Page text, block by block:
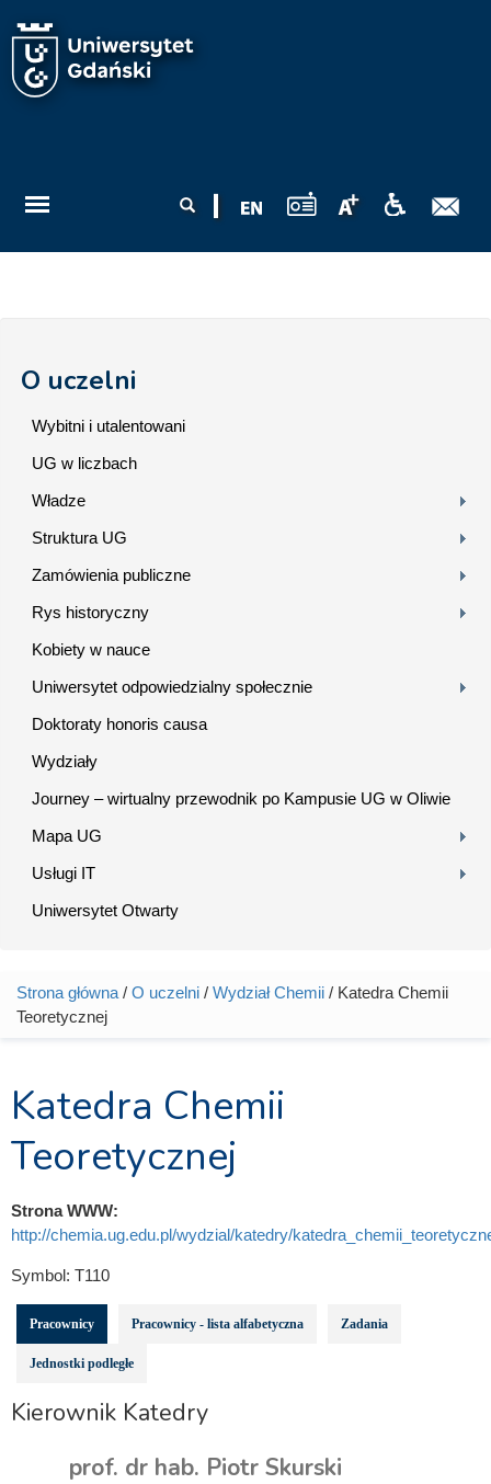
wyszukiwania
O uczelni
Wybitni i utalentowani
UG w liczbach
Władze
Struktura UG
Zamówienia publiczne
Rys historyczny
Kobiety w nauce
Uniwersytet odpowiedzialny społecznie
Doktoraty honoris causa
Wydziały
Journey – wirtualny przewodnik po Kampusie UG w Oliwie
Mapa UG
Usługi IT
Uniwersytet Otwarty
Jesteś tutaj
Strona główna / O uczelni / Wydział Chemii / Katedra Chemii
Teoretycznej
Katedra Chemii
Teoretycznej
Strona WWW:
http://chemia.ug.edu.pl/wydzial/katedry/
Symbol: T110
Pracownicy Pracownicy - lista alfabetyczna Zadania
Jednostki podległe
Kierownik Katedry
prof. dr hab. Piotr Skurski